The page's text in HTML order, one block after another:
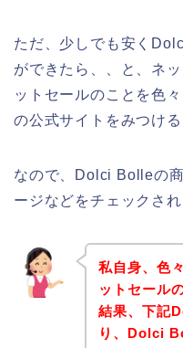
ただ、少しでも安く
ができたら、、と、ネ
ットセールのことを色
の公式サイトをみつけ
なので、Dolci Bolleの
ージなどをチェックさ
私自身、色
ットセール
結果、下記
り、Dolci